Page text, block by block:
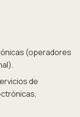
(operadores
de